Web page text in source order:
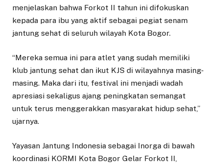
menjelaskan bahwa Forkot II tahun ini difokuskan
kepada para ibu yang aktif sebagai pegiat senam
jantung sehat di seluruh wilayah Kota Bogor.
“Mereka semua ini para atlet yang sudah memiliki
klub jantung sehat dan ikut KJS di wilayahnya masing-
masing. Maka dari itu, festival ini menjadi wadah
apresiasi sekaligus ajang peningkatan semangat
untuk terus menggerakkan masyarakat hidup sehat,”
ujarnya.
Yayasan Jantung Indonesia sebagai Inorga di bawah
koordinasi KORMI Kota Bogor Gelar Forkot II,